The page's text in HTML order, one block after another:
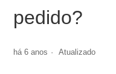
pedido?
há 6 anos Atualizado